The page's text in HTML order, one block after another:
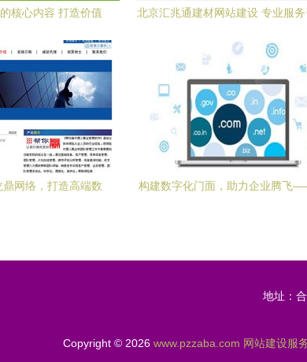
核心内容 打造价值
北京汇兆通建材网站建设 专业服
网络，打造高端数
构建数字化门面，助力企业腾飞
地址：
Copyright © 2026 www.pzzaba.com 网站建设服